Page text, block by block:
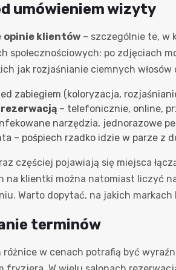
umówieniem wizyty
opinie klientów – szczególnie te, w
społecznościowych: po zdjęciach
jak rozjaśnianie ciemnych
zabiegiem (koloryzacja,
rezerwacją – telefonicznie, online,
narzędzia, jednorazowe
– pośpiech rzadko idzie w parze z
częściej pojawiają się miejsca
na klientki można natomiast liczyć
Warto dopytać, na jakich
terminów
w cenach potrafią być